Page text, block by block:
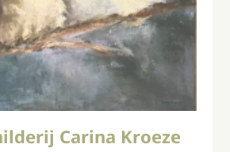
Carina Kroeze